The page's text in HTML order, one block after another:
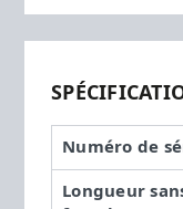
Numéro de
Longueur